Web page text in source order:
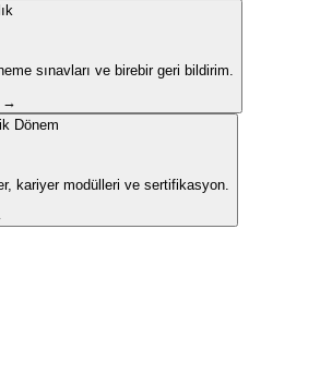
sınavları ve birebir geri bildirim.
→
Dönem
kariyer modülleri ve sertifikasyon.